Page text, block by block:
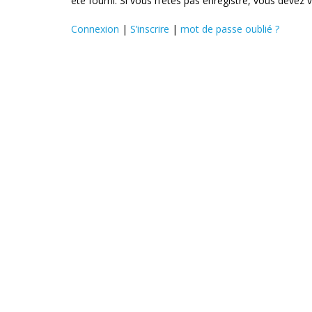
Connexion | S’inscrire | mot de passe oublié ?